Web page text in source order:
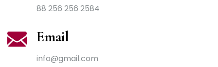
88 256 256 2584
Email
info@gmail.com